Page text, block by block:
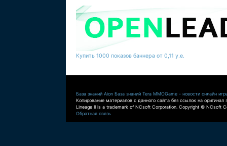
Купить 1000 показов баннера от 0,11 у.е.
База знаний Aion База знаний Tera MMOGame - новости онлайн
Копирование материалов с данного сайта без ссылок на оригинал
Lineage II is a trademark of NCsoft Corporation. Copyright © NCsoft
Обратная связь